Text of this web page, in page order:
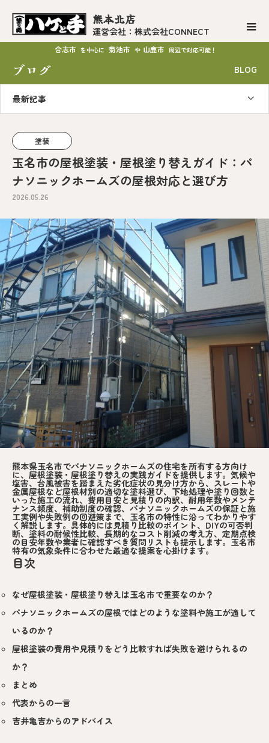
熊本北店
運営会社：株式会社CONNECT
合志市 を中心に 菊池市 や 山鹿市 周辺で対応可能！
ブログ BLOG
最新記事
塗装
玉名市の屋根塗装・屋根塗り替えガイド：パ
ナソニックホームズの屋根対応と選び方
2026.05.26
熊本県玉名市でパナソニックホームズの住宅を所有する方向け
に、屋根塗装・屋根塗り替えの実践ガイドを提供します。気候や
塩害、台風被害を踏まえた劣化症状の見分け方から、スレートや
金属屋根など屋根材別の適切な塗料選び、下地処理や塗り回数と
いった施工の流れ、費用目安と見積りの内訳、耐用年数やメンテ
ナンス頻度、補助制度の確認、パナソニックホームズの保証と施
工実例や失敗例の回避策まで、玉名市の特性に沿ってわかりやす
く解説します。具体的には見積り比較のポイント、DIYの可否判
断、塗料の耐候性比較、長期的なコスト削減の考え方、定期点検
の目安年数や業者に確認すべき質問リストも提示します。玉名市
特有の気象条件に合わせた最適な提案を心掛けます。
目次
なぜ屋根塗装・屋根塗り替えは玉名市で重要なのか？
パナソニックホームズの屋根ではどのような塗料や施工が適して
いるのか？
屋根塗装の費用や見積りをどう比較すれば失敗を避けられるの
か？
まとめ
代表からの一言
吉井亀吉からのアドバイス